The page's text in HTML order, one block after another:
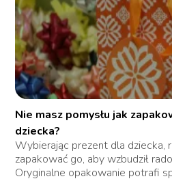
Nie masz pomysłu jak
dziecka?
Wybierając prezent dla dziecka,
zapakować go, aby wzbudził
Oryginalne opakowanie potrafi